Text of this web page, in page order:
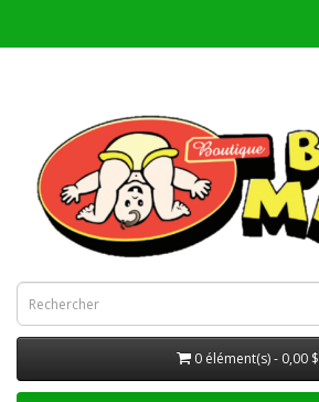
0 élément(s) - 0,00 $